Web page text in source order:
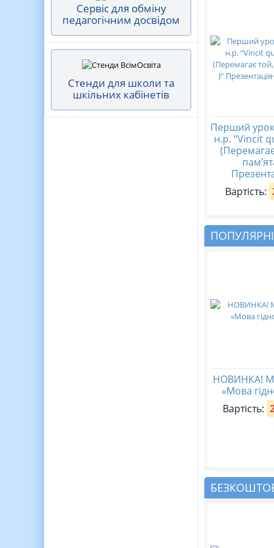
Сервіс для обміну
педагогічним досвідом
Стенди для школи та
шкільних кабінетів
Перший
н.р. “Vincit
Вартість:
НОВИНКА!
«Мова
Вартість: